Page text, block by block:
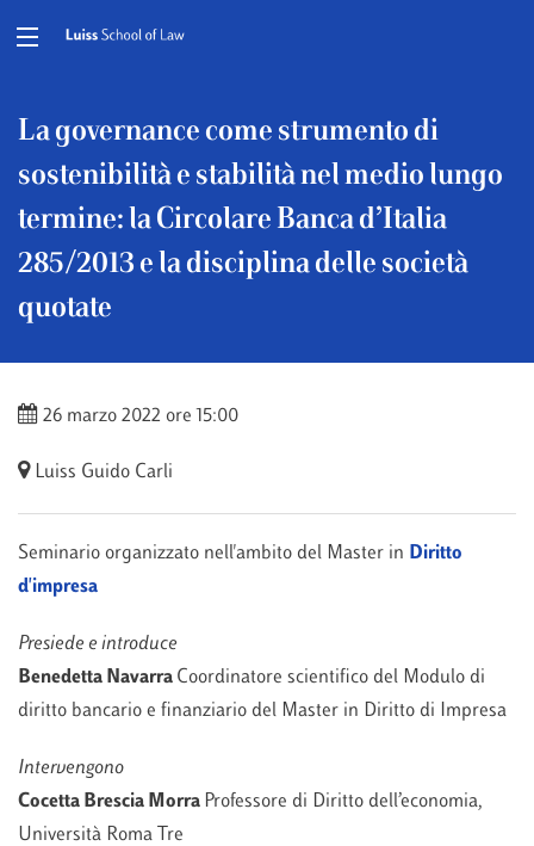
La governance come strumento di
sostenibilità e stabilità nel medio lungo
termine: la Circolare Banca d’Italia
285/2013 e la disciplina delle società
quotate
26 marzo 2022 ore 15:00
Luiss Guido Carli
Seminario organizzato nell'ambito del Master in Diritto
d'impresa
Presiede e introduce
Benedetta Navarra Coordinatore scientifico del Modulo di
diritto bancario e finanziario del Master in Diritto di Impresa
Intervengono
Cocetta Brescia Morra Professore di Diritto dell’economia,
Università Roma Tre